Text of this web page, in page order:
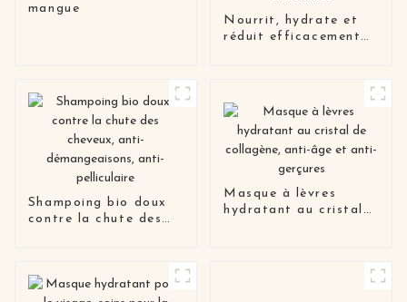
mangue
Nourrit, hydrate et
réduit efficacement
hommes
Shampoing bio doux
contre la chute des
Masque à lèvres
hydratant au cristal